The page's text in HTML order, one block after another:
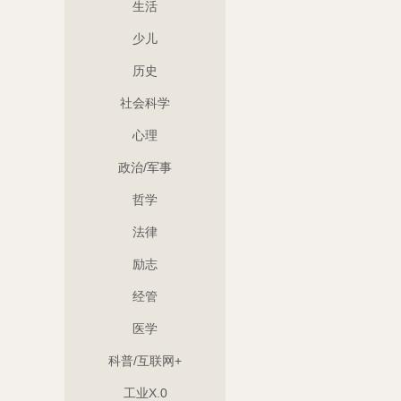
生活
少儿
历史
社会科学
心理
政治/军事
哲学
法律
励志
经管
医学
科普/互联网+
工业X.0